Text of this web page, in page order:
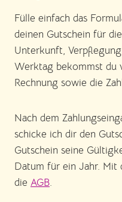
Fülle einfach das
deinen Gutschein für
Unterkunft,
Werktag bekommst du
Rechnung sowie die
Nach dem
schicke ich dir den
Gutschein seine
Datum für ein Jahr. Mit
die AGB.